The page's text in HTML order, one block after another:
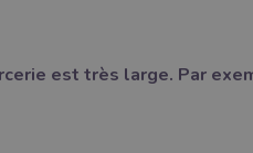
est très large. Par